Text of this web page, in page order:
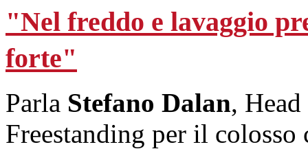
"Nel freddo e lavaggio
forte"
Parla Stefano Dalan,
Freestanding per il colosso